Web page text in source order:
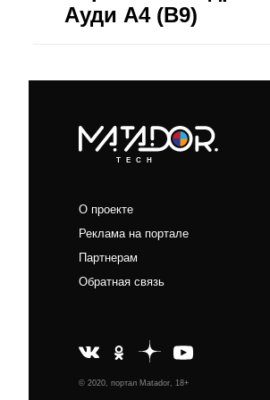
Ауди А4 (B9)
TECH
О проекте
Реклама на портале
Партнерам
Обратная связь
© 2020, портал Matador, 18+